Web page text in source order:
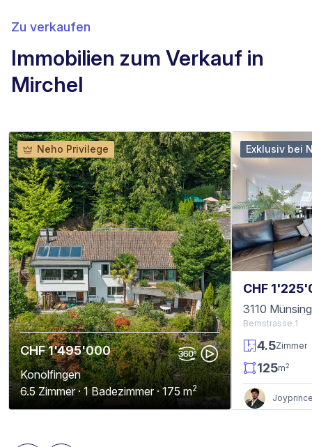
Zu verkaufen
Immobilien zum Verkauf in
Mirchel
CHF 1'495'000
Konolfingen
6.5 Zimmer · 1 Badezimmer · 175 m2
Neho Privilege
CHF
3110
Bernstrasse 1
4.5Zimmer
125m2
Exklusiv bei